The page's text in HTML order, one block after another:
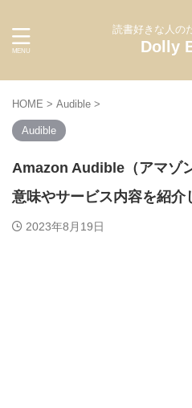
読書好きな人の
Dolly
HOME > Audible >
Audible
Amazon Audible（アマゾ
意味やサービス内容を紹介
2023年8月19日